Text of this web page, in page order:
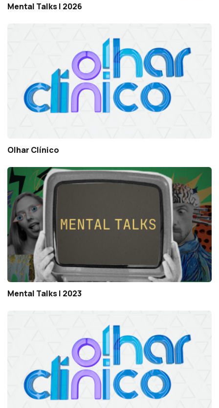
Mental Talks | 2026
Olhar Clínico
Mental Talks | 2023